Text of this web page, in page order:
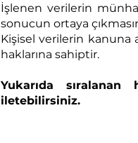
İşlenen verilerin
sonucun ortaya
Kişisel verilerin kanuna
haklarına sahiptir.
Yukarıda sıralanan
iletebilirsiniz.